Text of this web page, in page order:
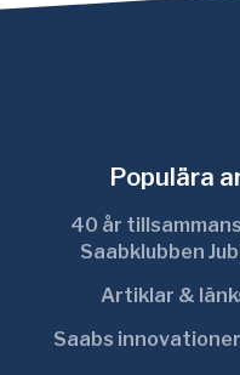
Populära
40 år
Saabklubben
Artiklar &
Saabs